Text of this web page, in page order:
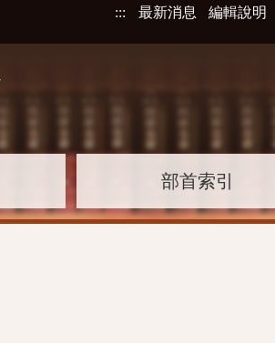
::: 最新消息 編輯說明
部首索引